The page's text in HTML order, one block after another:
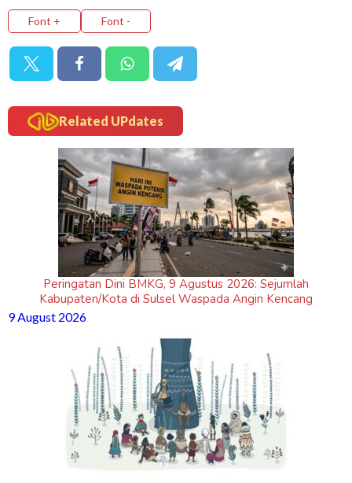
Font + Font -
Related UPdates
Peringatan Dini BMKG, 9 Agustus 2026: Sejumlah
Kabupaten/Kota di Sulsel Waspada Angin Kencang
9 August 2026